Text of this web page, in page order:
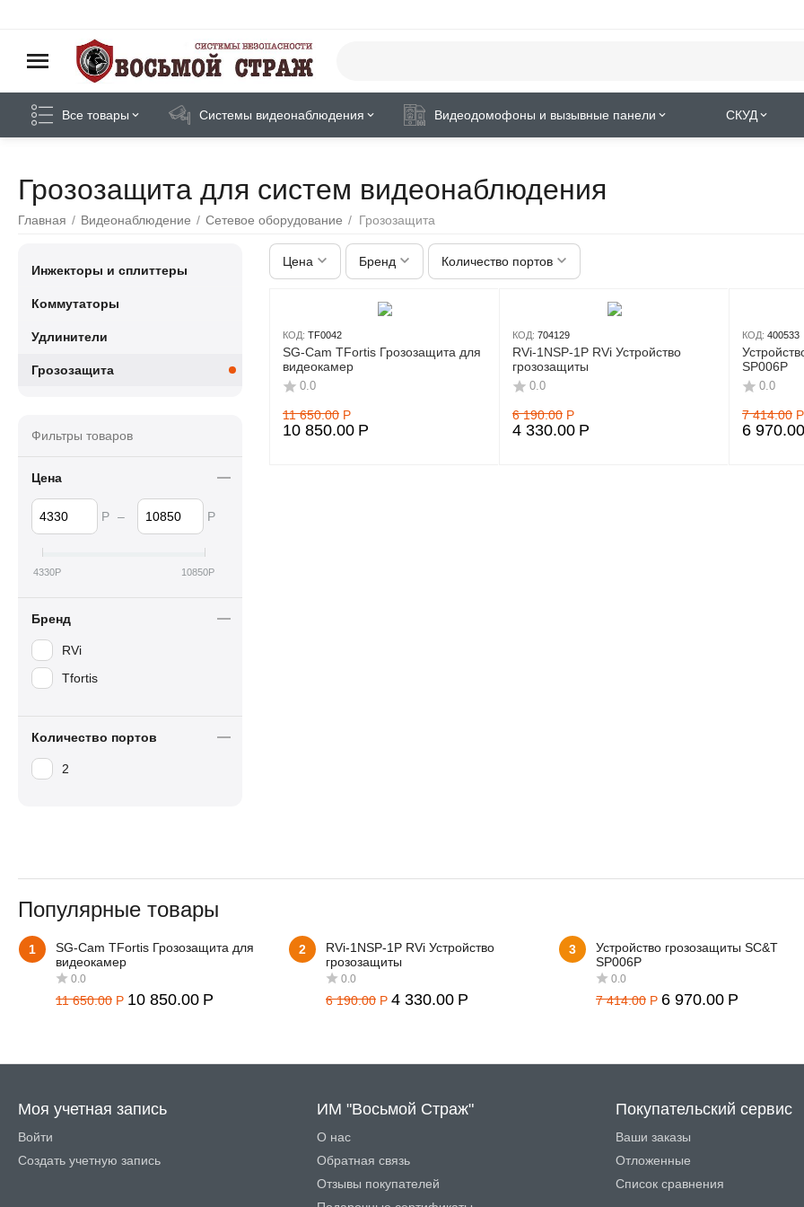
Все товары Системы видеонаблюдения Видеодомофоны и вызывные панели СКУД
Грозозащита для систем видеонаблюдения
Главная / Видеонаблюдение / Сетевое оборудование / Грозозащита
Цена Бренд Количество портов
КОД: TF0042
SG-Cam TFortis Грозозащита для
видеокамер
0.0
11 650.00 Р
10 850.00 Р
КОД: 704129
RVi-1NSP-1P RVi Устройство
грозозащиты
0.0
6 190.00 Р
4 330.00 Р
КОД: 400533
SP006P
0.0
7 414.00 Р
6 970.00
Инжекторы и сплиттеры
Коммутаторы
Удлинители
Грозозащита
Фильтры товаров
Цена
Р – Р
4330Р 10850Р
Бренд
RVi
Tfortis
Количество портов
2
Популярные товары
1
SG-Cam TFortis Грозозащита для
видеокамер
11 650.00 Р 10 850.00 Р
2
RVi-1NSP-1P RVi Устройство
грозозащиты
6 190.00 Р 4 330.00 Р
3
Устройство грозозащиты SC&T
SP006P
7 414.00 Р 6 970.00 Р
Моя учетная запись
Войти
Создать учетную запись
ИМ "Восьмой Страж"
О нас
Обратная связь
Отзывы покупателей
Покупательский сервис
Ваши заказы
Отложенные
Список сравнения